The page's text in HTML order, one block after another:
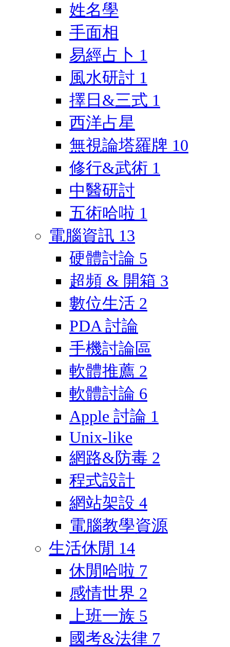
姓名學
手面相
易經占卜 1
風水研討 1
擇日&三式 1
西洋占星
無視論塔羅牌 10
修行&武術 1
中醫研討
五術哈啦 1
電腦資訊 13
硬體討論 5
超頻 & 開箱 3
數位生活 2
PDA 討論
手機討論區
軟體推薦 2
軟體討論 6
Apple 討論 1
Unix-like
網路&防毒 2
程式設計
網站架設 4
電腦教學資源
生活休閒 14
休閒哈啦 7
感情世界 2
上班一族 5
國考&法律 7